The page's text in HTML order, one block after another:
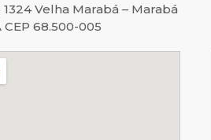
1324 Velha Marabá – Marabá
CEP 68.500-005